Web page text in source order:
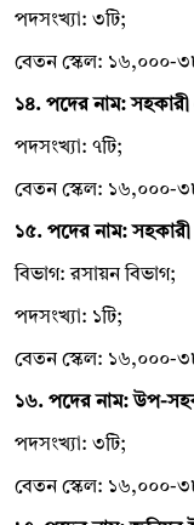
পদসংখ্যা: ৩টি;
বেতন স্কেল: ১৬,০০০-
১৪. পদের নাম:
পদসংখ্যা: ৭টি;
বেতন স্কেল: ১৬,০০০-
১৫. পদের নাম:
বিভাগ: রসায়ন বিভাগ;
পদসংখ্যা: ১টি;
বেতন স্কেল: ১৬,০০০-
১৬. পদের নাম: উপ-
পদসংখ্যা: ৩টি;
বেতন স্কেল: ১৬,০০০-